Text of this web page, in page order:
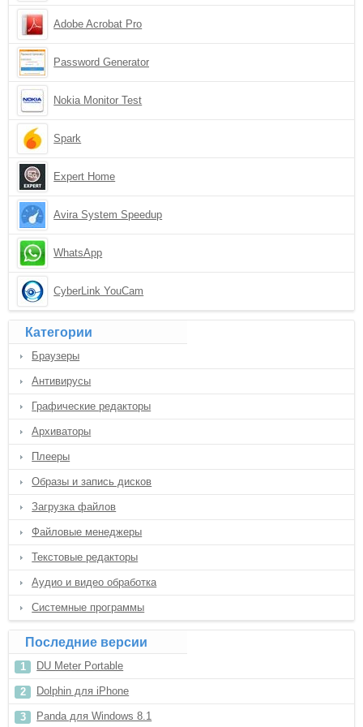
Adobe Acrobat Pro
Password Generator
Nokia Monitor Test
Spark
Expert Home
Avira System Speedup
WhatsApp
CyberLink YouCam
Категории
Браузеры
Антивирусы
Графические редакторы
Архиваторы
Плееры
Образы и запись дисков
Загрузка файлов
Файловые менеджеры
Текстовые редакторы
Аудио и видео обработка
Системные программы
Последние версии
DU Meter Portable
Dolphin для iPhone
Panda для Windows 8.1